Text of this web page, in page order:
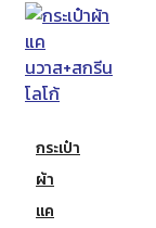
กระเป๋า
ผ้า
แค